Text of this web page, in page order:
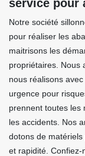
service pour
Notre société
pour réaliser les
maitrisons les
propriétaires. Nous
nous réalisons
urgence pour
prennent toutes les
les accidents. Nos
dotons de
et rapidité. Confiez-